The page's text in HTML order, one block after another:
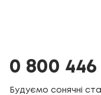
0 800 446
Будуємо сонячні